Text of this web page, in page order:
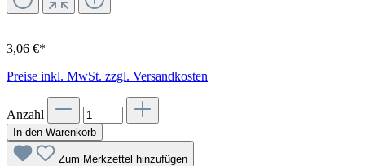
3,06 €*
Preise inkl. MwSt. zzgl. Versandkosten
Anzahl
In den Warenkorb
Zum Merkzettel hinzufügen